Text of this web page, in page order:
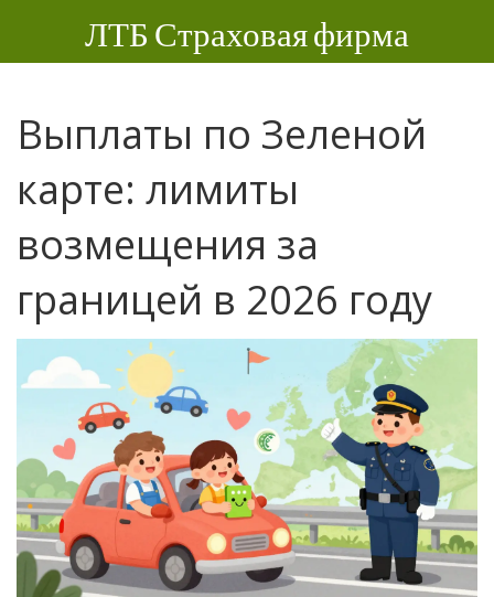
ЛТБ Страховая фирма
Выплаты по Зеленой
карте: лимиты
возмещения за
границей в 2026 году